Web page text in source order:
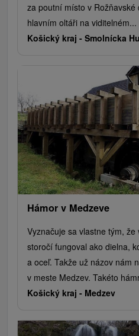
za poutní místo v Rožňavské
hlavním oltáři na viditelném...
Košický kraj - Smolnícka
Hámor v Medzeve
Vyznačuje sa vlastne tým,
storočí fungoval ako dielna,
a oceľ. Takže už názov nám
v meste Medzev. Takéto
Košický kraj - Medzev